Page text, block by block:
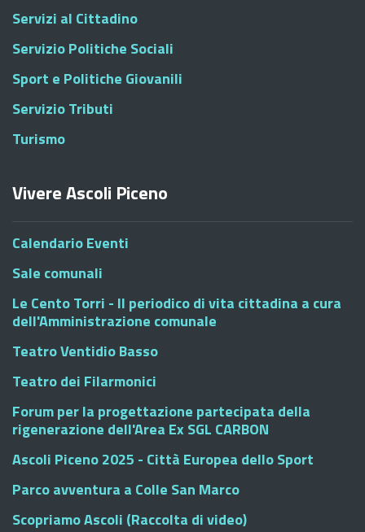
Servizi al Cittadino
Servizio Politiche Sociali
Sport e Politiche Giovanili
Servizio Tributi
Turismo
Vivere Ascoli Piceno
Calendario Eventi
Sale comunali
Le Cento Torri - Il periodico di vita cittadina a cura
dell'Amministrazione comunale
Teatro Ventidio Basso
Teatro dei Filarmonici
Forum per la progettazione partecipata della
rigenerazione dell'Area Ex SGL CARBON
Ascoli Piceno 2025 - Città Europea dello Sport
Parco avventura a Colle San Marco
Scopriamo Ascoli (Raccolta di video)